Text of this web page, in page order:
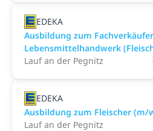
EDEKA
Ausbildung zum
Lebensmittelhandwerk
Lauf an der Pegnitz
EDEKA
Ausbildung zum Fleischer (m/
Lauf an der Pegnitz